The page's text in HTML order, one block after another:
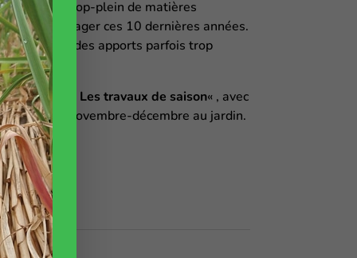
sur le trop-plein de matières
son potager ces 10 dernières années.
sur des apports parfois trop
rubrique « Les travaux de saison« , avec
à faire en novembre-décembre au jardin.
panier
jardinage